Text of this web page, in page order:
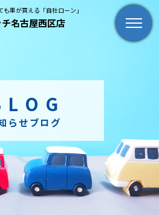
車が買える「自社ローン」
名古屋西区店
らせブログ